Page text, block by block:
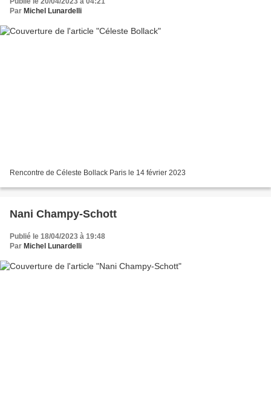
Par Michel Lunardelli
Rencontre de Céleste Bollack Paris le 14 février 2023
Nani Champy-Schott
Publié le 18/04/2023 à 19:48
Par Michel Lunardelli